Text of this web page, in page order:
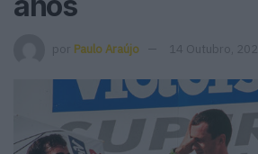
por Paulo Araújo 14 Outubro,